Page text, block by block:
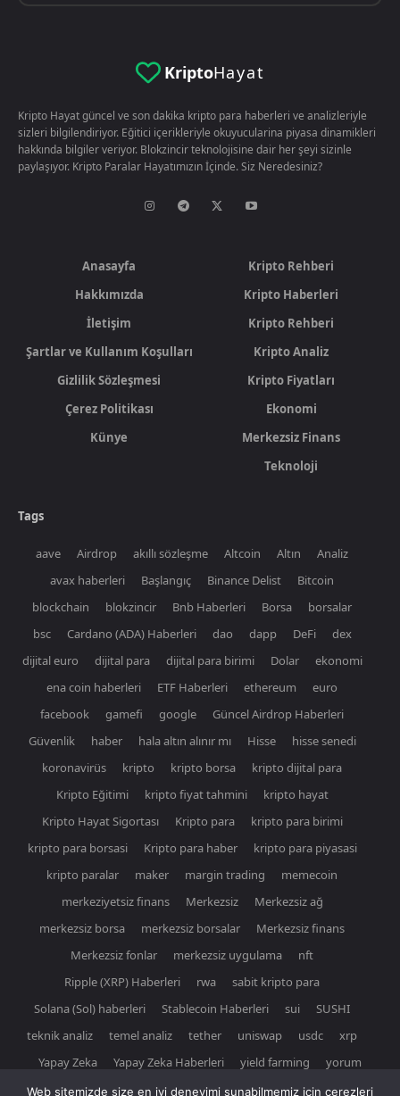
KriptoHayat
Kripto Hayat güncel ve son dakika kripto para haberleri ve analizleriyle
sizleri bilgilendiriyor. Eğitici içerikleriyle okuyucularina piyasa dinamikleri
hakkında bilgiler veriyor. Blokzincir teknolojisine dair her şeyi sizinle
paylaşıyor. Kripto Paralar Hayatımızın İçinde. Siz Neredesiniz?
Anasayfa
Hakkımızda
İletişim
Şartlar ve Kullanım Koşulları
Gizlilik Sözleşmesi
Çerez Politikası
Künye
Kripto Rehberi
Kripto Haberleri
Kripto Rehberi
Kripto Analiz
Kripto Fiyatları
Ekonomi
Merkezsiz Finans
Teknoloji
Tags
aave Airdrop akıllı sözleşme Altcoin Altın
Analiz
avax haberleri
Başlangıç Binance Delist
Bitcoin
blockchain
blokzincir Bnb Haberleri Borsa
borsalar
bsc
Cardano (ADA) Haberleri dao dapp DeFi
dex
dijital euro
dijital para dijital para birimi Dolar
ekonomi
ena coin haberleri
ETF Haberleri ethereum
euro
facebook
gamefi google
Güncel Airdrop Haberleri
Güvenlik
haber hala altın alınır mı Hisse
hisse senedi
koronavirüs
kripto kripto borsa
kripto dijital para
Kripto Eğitimi
kripto fiyat tahmini
kripto hayat
Kripto Hayat Sigortası
Kripto para
kripto para birimi
kripto para borsasi
Kripto para haber
kripto para piyasasi
kripto paralar
maker margin trading
memecoin
merkeziyetsiz finans
Merkezsiz
Merkezsiz ağ
merkezsiz borsa
merkezsiz borsalar
Merkezsiz finans
Merkezsiz fonlar
merkezsiz uygulama
nft
Ripple (XRP) Haberleri
rwa
sabit kripto para
Solana (Sol) haberleri
Stablecoin Haberleri sui
SUSHI
teknik analiz
temel analiz tether uniswap usdc
xrp
Yapay Zeka
Yapay Zeka Haberleri yield farming yorum
Web sitemizde size en iyi deneyimi sunabilmemiz için çerezleri